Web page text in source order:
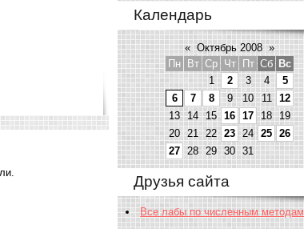
Календарь
« Октябрь 2008 »
Пн
Вт Ср Чт Пт Сб Вс
1
2 3 4
5
6
7 8 9 10 11
12
13 14 15 16 17 18
19
20 21 22 23 24 25 26
27 28 29 30 31
Друзья сайта
Все лабы по численным методам